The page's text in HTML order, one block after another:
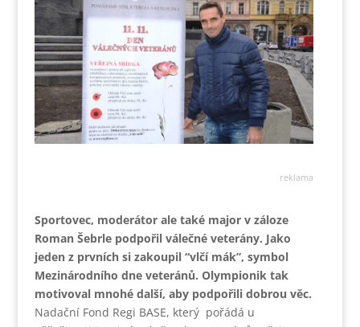
reklama
Sportovec, moderátor ale také major v záloze
Roman Šebrle podpořil válečné veterány. Jako
jeden z prvních si zakoupil “vlčí mák”, symbol
Mezinárodního dne veteránů. Olympionik tak
motivoval mnohé další, aby podpořili dobrou věc.
Nadační Fond Regi BASE, který pořádá u